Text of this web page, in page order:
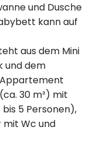
und Dusche
kann auf
aus dem Mini
und dem
Appartement
30 m²) mit
5 Personen),
mit Wc und